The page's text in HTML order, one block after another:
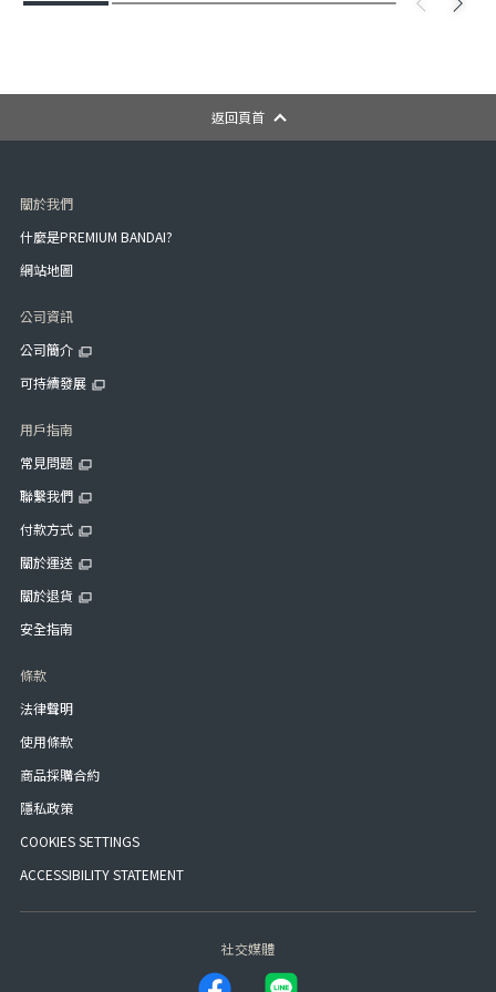
返回頁首
關於我們
什麼是PREMIUM BANDAI?
網站地圖
公司資訊
公司簡介
可持續發展
用戶指南
常見問題
聯繫我們
付款方式
關於運送
關於退貨
安全指南
條款
法律聲明
使用條款
商品採購合約
隱私政策
COOKIES SETTINGS
ACCESSIBILITY STATEMENT
社交媒體